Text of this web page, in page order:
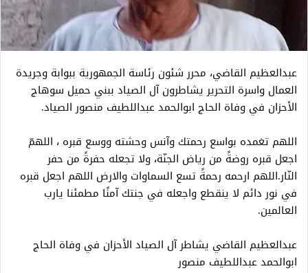
عبدالعظيم القاضي، محرر شئون رئاسة الجمهورية ببوابة وجريدة
العمال واسرة التحرير يشاطرون آل الصياد ببني حميل سوهاج
الأحزان في وفاة الحاج ابوالحمد عبداللطيف منصور الصياد.
اللهم تغمده بواسع رحمتك وآنس وحشته ووسع قبره ، اللهمّ
اجعل قبره روضةً من رياض الجنّة، ولا تجعله حفرةً من حفر
النّار.اللهم ارحمه رحمةً تسع السماوات والارض اللهم اجعل قبره
في نور دائم لا ينقطع واجعله في جنتك آمنًا مطمئنا يارب
العالمين.
عبدالعظيم القاضي يشاطر آل الصياد الأحزان في وفاة الحاج
ابوالحمد عبداللطيف منصور